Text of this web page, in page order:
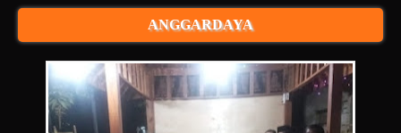
ANGGARDAYA